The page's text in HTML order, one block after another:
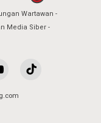
Wartawan
Media Siber